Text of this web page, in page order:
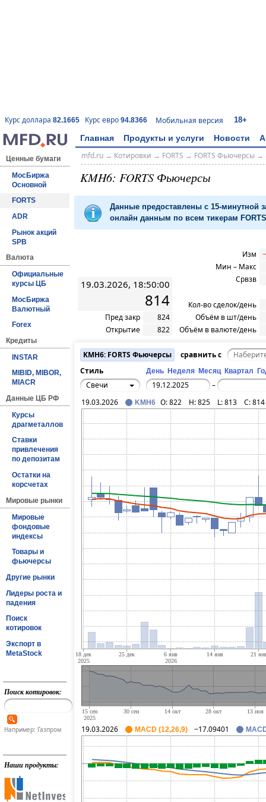
Курс доллара 82.1665 Курс евро 94.8366 Мобильная версия 18+
Главная Продукты и услуги Новости
Ценные бумаги
МосБиржа
Основной
FORTS
ADR
Рынок акций
SPB
Валюта
Официальные
курсы ЦБ
МосБиржа
Валютный
Forex
Кредиты
INSTAR
MIBID, MIBOR,
MIACR
Данные ЦБ РФ
Курсы
драгметаллов
Ставки
привлечения
по депозитам
Остатки на
корсчетах
Мировые рынки
Мировые
фондовые
индексы
Товары и
фьючерсы
Другие рынки
Лидеры роста и
падения
Поиск
котировок
Экспорт в
MetaStock
Поиск котировок:
Например: Газпром
Наши продукты:
mfd.ru→ Котировки → FORTS → FORTS Фьючерсы→
KMH6: FORTS Фьючерсы
Данные предоставлены с 15-минутной
онлайн данным по всем тикерам
19.03.2026, 18:50:00
814
Пред закр
824
Открытие
822
Изм
Мин – Макс
Срвзв
Кол-во сделок/день
Объём в шт/день
Объём в валюте/день
KMH6: FORTS Фьючерсы
сравнить с
Стиль
День Неделя Месяц Квартал
Свечи
–
19.03.2026
KMH6 O:822 H:825 L:813 C:814
19.03.2026 MACD (12,26,9) −17.09401